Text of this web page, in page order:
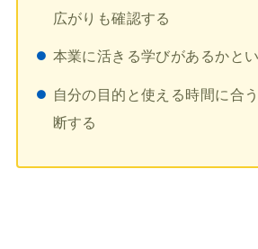
広がりも確認する
本業に活きる学びがあるかと
自分の目的と使える時間に合
断する